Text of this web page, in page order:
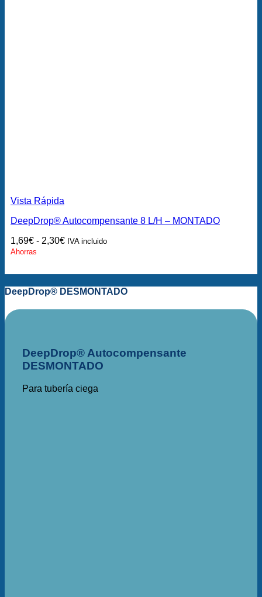
Vista Rápida
DeepDrop® Autocompensante 8 L/H – MONTADO
1,69€ - 2,30€ IVA incluido
Ahorras
DeepDrop® DESMONTADO
DeepDrop® Autocompensante
DESMONTADO
Para tubería ciega